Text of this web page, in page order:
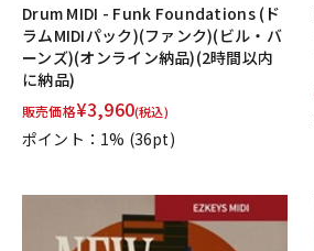
Drum MIDI - Funk Foundations (ド
ラムMIDIパック)(ファンク)(ビル・バ
ーンズ)(オンライン納品)(2時間以内
に納品)
販売価格¥3,960(税込)
ポイント：1% (36pt)